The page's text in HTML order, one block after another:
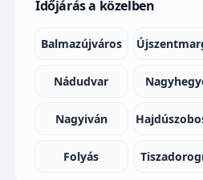
Időjárás a közelben
Balmazújváros
Nádudvar
Nagyiván
Folyás